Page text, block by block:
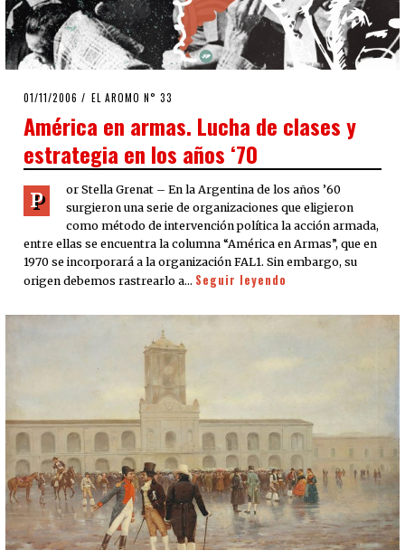
POSTED
01/11/2006 23/03/2020
EL AROMO N° 33
América en armas. Lucha de clases y
estrategia en los años ‘70
P
or Stella Grenat – En la Argentina de los años ’60
surgieron una serie de organizaciones que eligieron
como método de intervención política la acción armada,
entre ellas se encuentra la columna “América en Armas”, que en
1970 se incorporará a la organización FAL1. Sin embargo, su
origen debemos rastrearlo a… Seguir leyendo